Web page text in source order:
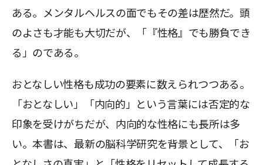
ある。メンタルヘルスの面でもその差は歴然だ。頭
のよさも才能も大切だが、「『性格』でも勝負でき
る」のである。
おとなしい性格も成功の要素に数えられつつある。
「おとなしい」「内向的」という言葉には否定的な
印象を受けがちだが、内向的な性格にも長所は多
い。本書は、最新の脳科学研究を背景として、「お